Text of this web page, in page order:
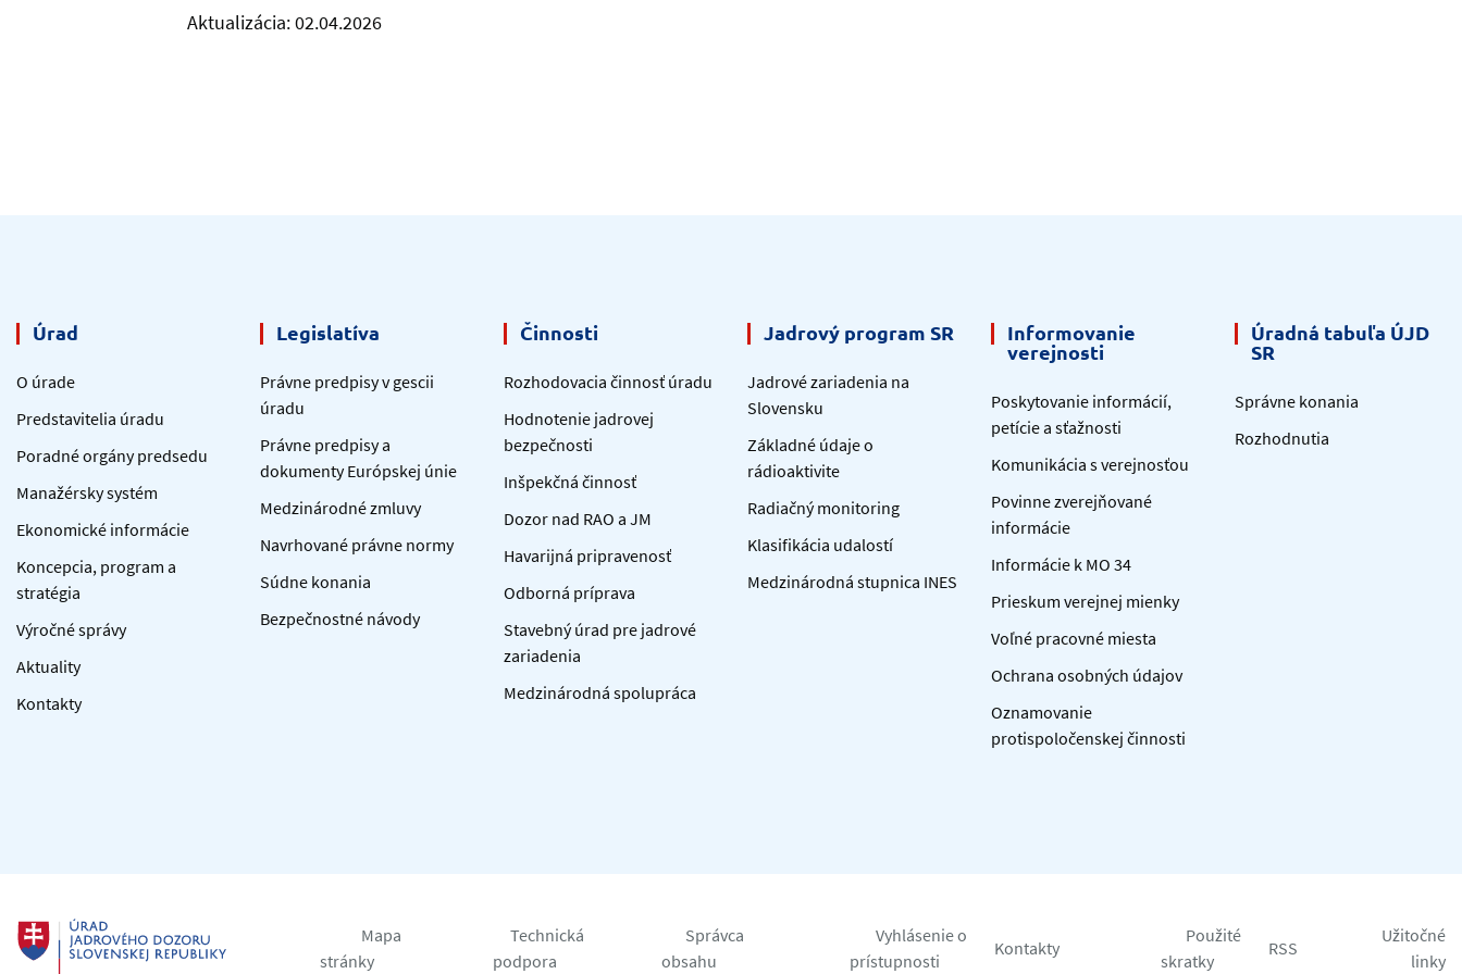
Aktualizácia: 02.04.2026
Úrad
O úrade
Predstavitelia úradu
Poradné orgány predsedu
Manažérsky systém
Ekonomické informácie
Koncepcia, program a
stratégia
Výročné správy
Aktuality
Kontakty
Legislatíva
Právne predpisy v gescii
úradu
Právne predpisy a
dokumenty Európskej únie
Medzinárodné zmluvy
Navrhované právne normy
Súdne konania
Bezpečnostné návody
Činnosti
Rozhodovacia činnosť úradu
Hodnotenie jadrovej
bezpečnosti
Inšpekčná činnosť
Dozor nad RAO a JM
Havarijná pripravenosť
Odborná príprava
Stavebný úrad pre jadrové
zariadenia
Medzinárodná spolupráca
Jadrový program SR
Jadrové zariadenia na
Slovensku
Základné údaje o
rádioaktivite
Radiačný monitoring
Klasifikácia udalostí
Medzinárodná stupnica INES
Informovanie
verejnosti
Poskytovanie informácií,
petície a sťažnosti
Komunikácia s verejnosťou
Povinne zverejňované
informácie
Informácie k MO 34
Prieskum verejnej mienky
Voľné pracovné miesta
Ochrana osobných údajov
Oznamovanie
protispoločenskej činnosti
Úradná tabuľa ÚJD
SR
Správne konania
Rozhodnutia
Mapa
stránky
Technická
podpora
Správca
obsahu
Vyhlásenie o
prístupnosti
Kontakty
Použité
skratky
RSS
Užitočné
linky